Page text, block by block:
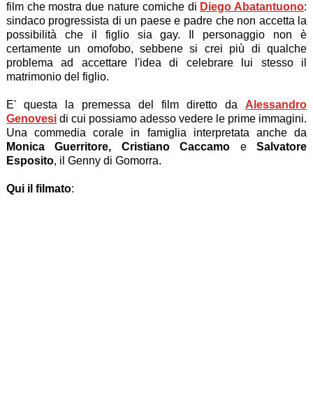
film che mostra due nature comiche di Diego Abatantuono:
sindaco progressista di un paese e padre che non accetta la
possibilità che il figlio sia gay. Il personaggio non è
certamente un omofobo, sebbene si crei più di qualche
problema ad accettare l'idea di celebrare lui stesso il
matrimonio del figlio.
E' questa la premessa del film diretto da Alessandro
Genovesidi cui possiamo adesso vedere le prime immagini.
Una commedia corale in famiglia interpretata anche da
Monica Guerritore, Cristiano Caccamo eSalvatore
Esposito, il Genny di Gomorra.
Qui il filmato: